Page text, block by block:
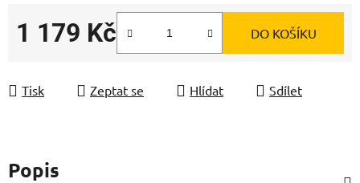
1 179 Kč DO KOŠÍKU
Tisk Zeptat se Hlídat Sdílet
Popis